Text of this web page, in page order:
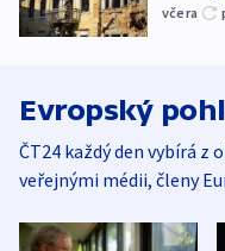
včera
Evropský
ČT24 každý den vybírá z
veřejnými médii, členy